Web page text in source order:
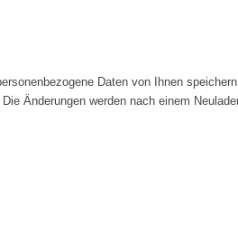
Daten von Ihnen
Änderungen werden nach einem